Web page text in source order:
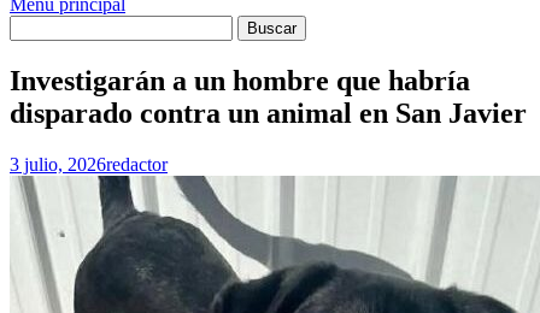
Menú principal
Investigarán a un hombre que habría
disparado contra un animal en San Javier
3 julio, 2026redactor